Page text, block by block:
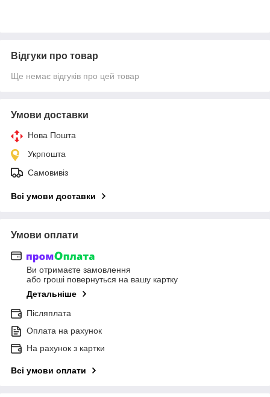
Відгуки про товар
Ще немає відгуків про цей товар
Умови доставки
Нова Пошта
Укрпошта
Самовивіз
Всі умови доставки
Умови оплати
Ви отримаєте замовлення
або гроші повернуться на вашу картку
Детальніше
Післяплата
Оплата на рахунок
На рахунок з картки
Всі умови оплати